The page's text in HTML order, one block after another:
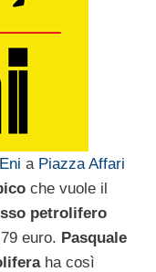
Eni a Piazza Affari
che vuole il
petrolifero
euro. Pasquale
ha così